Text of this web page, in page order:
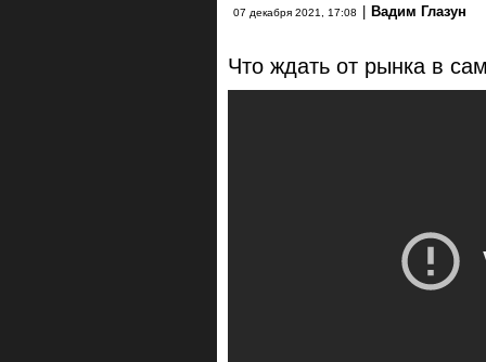
07 декабря 2021, 17:08 Вадим Глазун
Что ждать от рынка в